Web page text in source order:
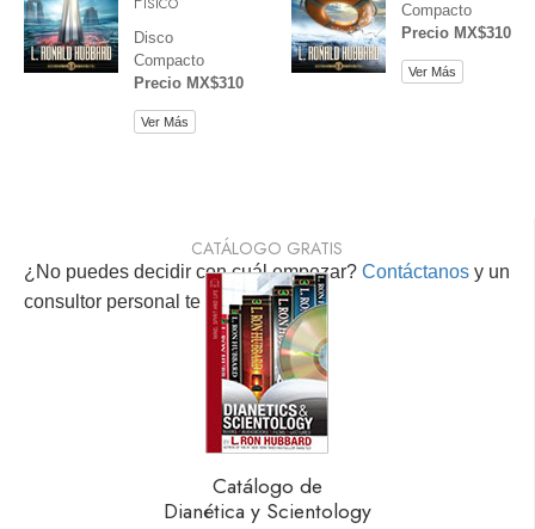
Disco
Compacto
Precio MX$310
Ver Más
Compacto
Precio MX$310
Ver Más
¿No puedes decidir con cuál empezar? Contáctanos y un
consultor personal te ayudará.
CATÁLOGO GRATIS
Catálogo de
Dianética y Scientology